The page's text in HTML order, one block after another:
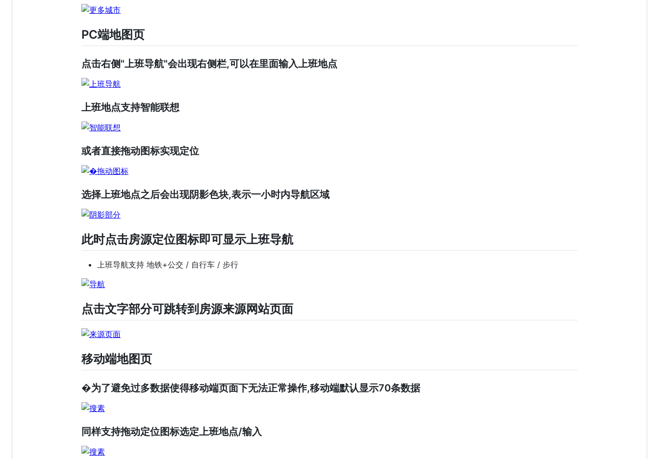
PC端地图页
点击右侧"上班导航"会出现右侧栏,可以在里面输入上班地点
上班地点支持智能联想
或者直接拖动图标实现定位
选择上班地点之后会出现阴影色块,表示一小时内导航区域
此时点击房源定位图标即可显示上班导航
上班导航支持 地铁+公交 / 自行车 / 步行
点击文字部分可跳转到房源来源网站页面
移动端地图页
�为了避免过多数据使得移动端页面下无法正常操作,移动端默认显示70条数据
同样支持拖动定位图标选定上班地点/输入